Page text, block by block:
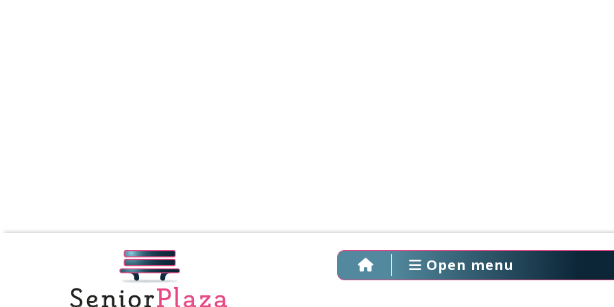
Open menu